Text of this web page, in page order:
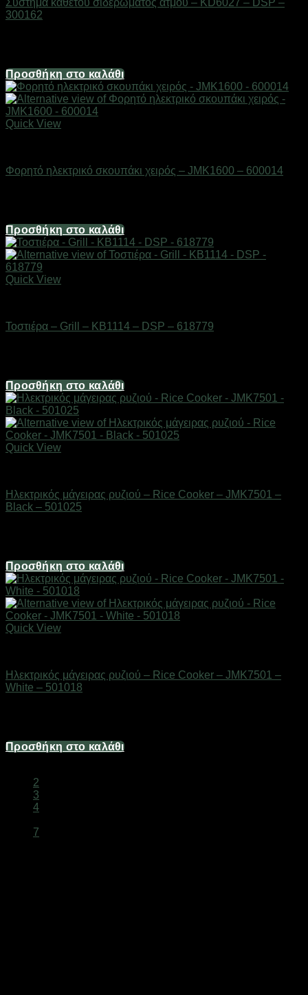
300162
Προσθήκη στο καλάθι
Quick View
Φορητό ηλεκτρικό σκουπάκι χειρός – JMK1600 – 600014
Προσθήκη στο καλάθι
Quick View
Τοστιέρα – Grill – KB1114 – DSP – 618779
Προσθήκη στο καλάθι
Quick View
Ηλεκτρικός μάγειρας ρυζιού – Rice Cooker – JMK7501 –
Black – 501025
Προσθήκη στο καλάθι
Quick View
Ηλεκτρικός μάγειρας ρυζιού – Rice Cooker – JMK7501 –
White – 501018
Προσθήκη στο καλάθι
2
3
4
7